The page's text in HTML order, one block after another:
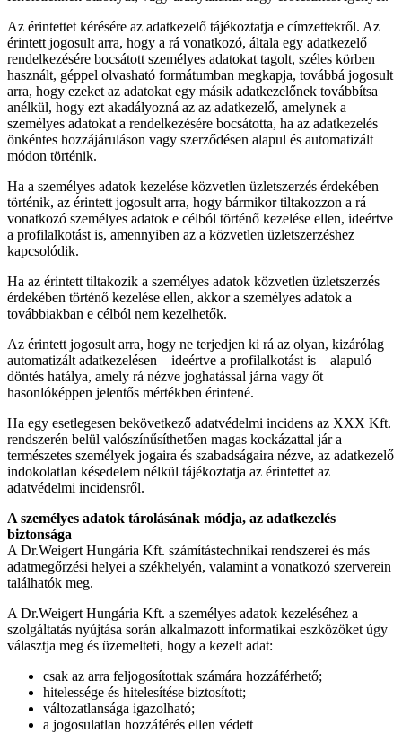
Az érintettet kérésére az adatkezelő tájékoztatja e címzettekről. Az
érintett jogosult arra, hogy a rá vonatkozó, általa egy adatkezelő
rendelkezésére bocsátott személyes adatokat tagolt, széles körben
használt, géppel olvasható formátumban megkapja, továbbá jogosult
arra, hogy ezeket az adatokat egy másik adatkezelőnek továbbítsa
anélkül, hogy ezt akadályozná az az adatkezelő, amelynek a
személyes adatokat a rendelkezésére bocsátotta, ha az adatkezelés
önkéntes hozzájáruláson vagy szerződésen alapul és automatizált
módon történik.
Ha a személyes adatok kezelése közvetlen üzletszerzés érdekében
történik, az érintett jogosult arra, hogy bármikor tiltakozzon a rá
vonatkozó személyes adatok e célból történő kezelése ellen, ideértve
a profilalkotást is, amennyiben az a közvetlen üzletszerzéshez
kapcsolódik.
Ha az érintett tiltakozik a személyes adatok közvetlen üzletszerzés
érdekében történő kezelése ellen, akkor a személyes adatok a
továbbiakban e célból nem kezelhetők.
Az érintett jogosult arra, hogy ne terjedjen ki rá az olyan, kizárólag
automatizált adatkezelésen – ideértve a profilalkotást is – alapuló
döntés hatálya, amely rá nézve joghatással járna vagy őt
hasonlóképpen jelentős mértékben érintené.
Ha egy esetlegesen bekövetkező adatvédelmi incidens az XXX Kft.
rendszerén belül valószínűsíthetően magas kockázattal jár a
természetes személyek jogaira és szabadságaira nézve, az adatkezelő
indokolatlan késedelem nélkül tájékoztatja az érintettet az
adatvédelmi incidensről.
A személyes adatok tárolásának módja, az adatkezelés
biztonsága
A Dr.Weigert Hungária Kft. számítástechnikai rendszerei és más
adatmegőrzési helyei a székhelyén, valamint a vonatkozó szerverein
találhatók meg.
A Dr.Weigert Hungária Kft. a személyes adatok kezeléséhez a
szolgáltatás nyújtása során alkalmazott informatikai eszközöket úgy
választja meg és üzemelteti, hogy a kezelt adat:
csak az arra feljogosítottak számára hozzáférhető;
hitelessége és hitelesítése biztosított;
változatlansága igazolható;
a jogosulatlan hozzáférés ellen védett